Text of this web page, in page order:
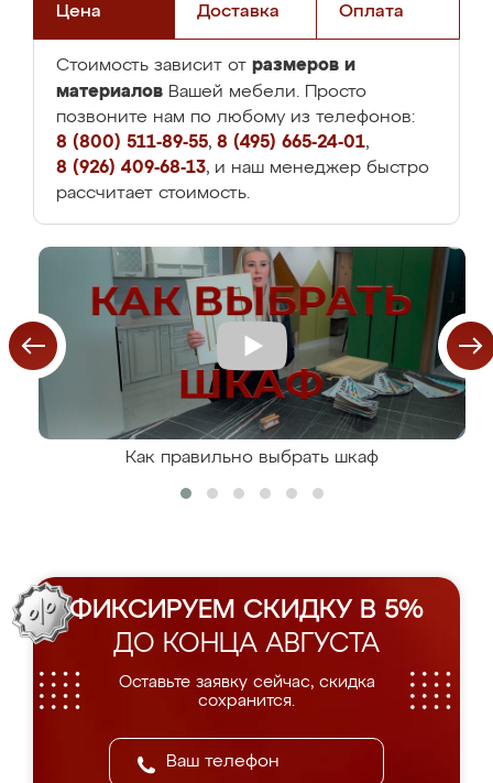
Цена Доставка Оплата
Стоимость зависит от размеров и
материалов Вашей мебели. Просто
позвоните нам по любому из телефонов:
8 (800) 511-89-55, 8 (495) 665-24-01,
8 (926) 409-68-13, и наш менеджер быстро
рассчитает стоимость.
Как правильно выбрать шкаф
ФИКСИРУЕМ СКИДКУ В 5%
ДО КОНЦА АВГУСТА
Оставьте заявку сейчас, скидка
сохранится.